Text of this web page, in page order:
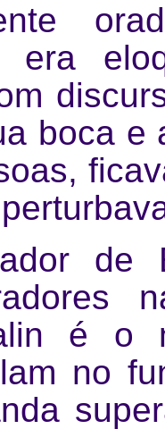
era
boca e
de
é o
no